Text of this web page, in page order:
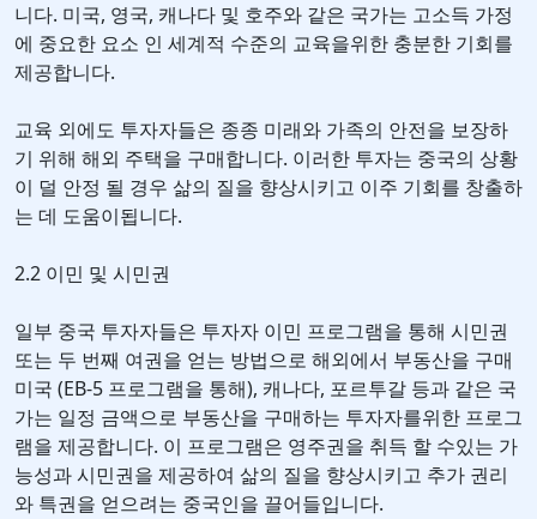
니다. 미국, 영국, 캐나다 및 호주와 같은 국가는 고소득 가정
에 중요한 요소 인 세계적 수준의 교육을위한 충분한 기회를
제공합니다.
교육 외에도 투자자들은 종종 미래와 가족의 안전을 보장하
기 위해 해외 주택을 구매합니다. 이러한 투자는 중국의 상황
이 덜 안정 될 경우 삶의 질을 향상시키고 이주 기회를 창출하
는 데 도움이됩니다.
2.2 이민 및 시민권
일부 중국 투자자들은 투자자 이민 프로그램을 통해 시민권
또는 두 번째 여권을 얻는 방법으로 해외에서 부동산을 구매
미국 (EB-5 프로그램을 통해), 캐나다, 포르투갈 등과 같은 국
가는 일정 금액으로 부동산을 구매하는 투자자를위한 프로그
램을 제공합니다. 이 프로그램은 영주권을 취득 할 수있는 가
능성과 시민권을 제공하여 삶의 질을 향상시키고 추가 권리
와 특권을 얻으려는 중국인을 끌어들입니다.